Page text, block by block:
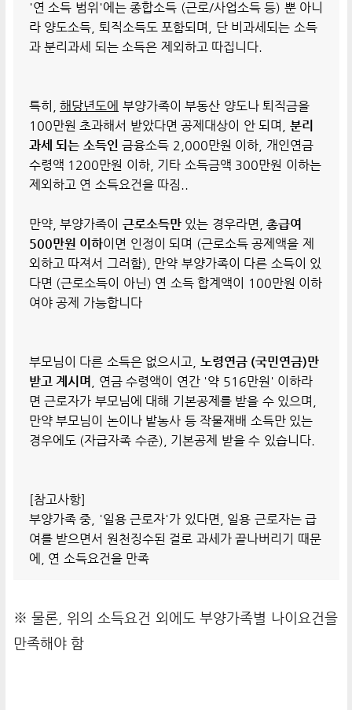
'연 소득 범위'에는 종합소득 (근로/사업소득 등) 뿐 아니
라 양도소득, 퇴직소득도 포함되며, 단 비과세되는 소득
과 분리과세 되는 소득은 제외하고 따집니다.
특히, 해당년도에 부양가족이 부동산 양도나 퇴직금을
100만원 초과해서 받았다면 공제대상이 안 되며, 분리
과세 되는 소득인 금융소득 2,000만원 이하, 개인연금
수령액 1200만원 이하, 기타 소득금액 300만원 이하는
제외하고 연 소득요건을 따짐..
만약, 부양가족이 근로소득만있는 경우라면, 총급여
500만원 이하이면 인정이 되며 (근로소득 공제액을 제
외하고 따져서 그러함), 만약 부양가족이 다른 소득이 있
다면 (근로소득이 아닌) 연 소득 합계액이 100만원 이하
여야 공제 가능합니다
부모님이 다른 소득은 없으시고, 노령연금 (국민연금)만
받고 계시며
, 연금 수령액이 연간 '약 516만원' 이하라
면 근로자가 부모님에 대해 기본공제를 받을 수 있으며,
만약 부모님이 논이나 밭농사 등 작물재배 소득만 있는
경우에도 (자급자족 수준), 기본공제 받을 수 있습니다.
[참고사항]
부양가족 중, '일용 근로자'가 있다면, 일용 근로자는 급
여를 받으면서 원천징수된 걸로 과세가 끝나버리기 때문
에, 연 소득요건을 만족
※ 물론, 위의 소득요건 외에도 부양가족별 나이요건을
만족해야 함